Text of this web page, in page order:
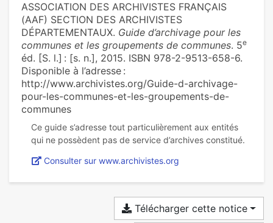
ASSOCIATION DES ARCHIVISTES FRANÇAIS
(AAF) SECTION DES ARCHIVISTES
DÉPARTEMENTAUX. Guide d’archivage pour les
communes et les groupements de communes. 5e
éd. [S. l.] : [s. n.], 2015. ISBN 978-2-9513-658-6.
Disponible à l’adresse :
http://www.archivistes.org/Guide-d-archivage-
pour-les-communes-et-les-groupements-de-
communes
Ce guide s’adresse tout particulièrement aux entités
Consulter sur www.archivistes.org
Télécharger cette notice